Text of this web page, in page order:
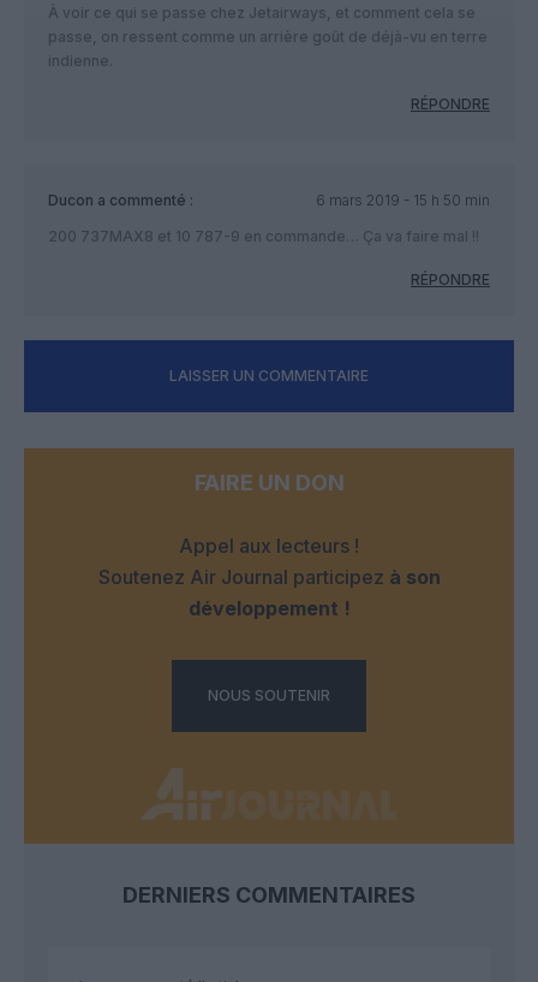
À voir ce qui se passe chez Jetairways, et comment cela se
passe, on ressent comme un arrière goût de déjà-vu en terre
indienne.
RÉPONDRE
Ducon a commenté :
6 mars 2019 - 15 h 50 min
200 737MAX8 et 10 787-9 en commande… Ça va faire mal !!
RÉPONDRE
LAISSER UN COMMENTAIRE
FAIRE UN DON
Appel aux lecteurs !
Soutenez Air Journal participez à son
développement !
NOUS SOUTENIR
DERNIERS COMMENTAIRES